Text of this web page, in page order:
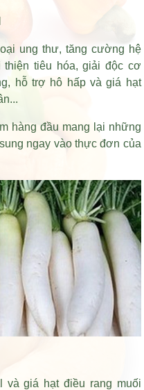
ung thư, tăng cường hệ
thiện tiêu hóa, giải độc cơ
hỗ trợ hô hấp vàgiá hạt
hàng đầu mang lại những
ngay vào thực đơn của
vàgiá hạt điều rang muối